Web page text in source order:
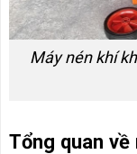
Máy nén khí
Tổng quan